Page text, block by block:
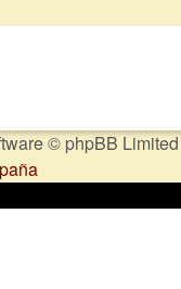
© phpBB Limited